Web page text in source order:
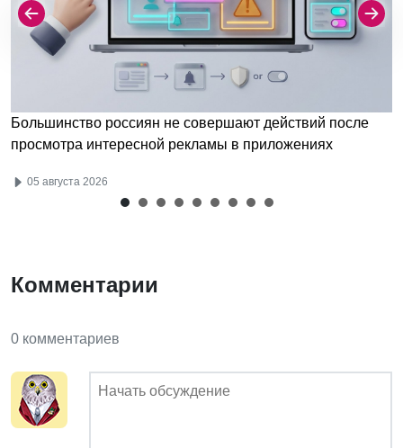
Большинство россиян не совершают действий после
просмотра интересной рекламы в приложениях
05 августа 2026
Комментарии
0 комментариев